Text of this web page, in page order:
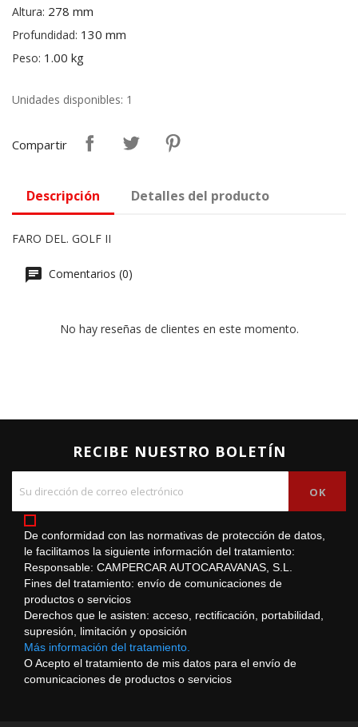
Altura: 278 mm
Profundidad: 130 mm
Peso: 1.00 kg
Unidades disponibles: 1
Compartir
Descripción Detalles del producto
FARO DEL. GOLF II
Comentarios (0)
No hay reseñas de clientes en este momento.
RECIBE NUESTRO BOLETÍN
De conformidad con las normativas de protección de datos,
le facilitamos la siguiente información del tratamiento:
Responsable: CAMPERCAR AUTOCARAVANAS, S.L.
Fines del tratamiento: envío de comunicaciones de
productos o servicios
Derechos que le asisten: acceso, rectificación, portabilidad,
supresión, limitación y oposición
Más información del tratamiento.
O Acepto el tratamiento de mis datos para el envío de
comunicaciones de productos o servicios